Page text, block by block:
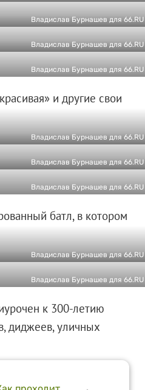
Владислав Бурнашев для 66.RU
Владислав Бурнашев для 66.RU
Владислав Бурнашев для 66.RU
и другие свои
Владислав Бурнашев для 66.RU
Владислав Бурнашев для 66.RU
Владислав Бурнашев для 66.RU
батл, в котором
Владислав Бурнашев для 66.RU
Владислав Бурнашев для 66.RU
к 300-летию
диджеев, уличных